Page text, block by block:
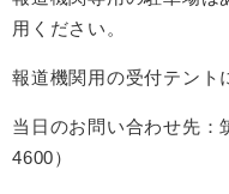
用ください。
報道機関用の受付テント
当日のお問い合わせ先：
4600）